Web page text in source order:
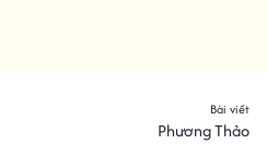
Bài viết
Phương Thảo